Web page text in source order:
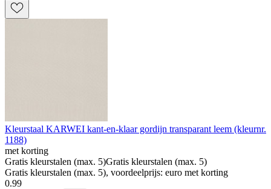
Kleurstaal KARWEI kant-en-klaar gordijn transparant leem (kleurnr.
1188)
met korting
Gratis kleurstalen (max. 5)Gratis kleurstalen (max. 5)
Gratis kleurstalen (max. 5), voordeelprijs: euro met korting
0.99